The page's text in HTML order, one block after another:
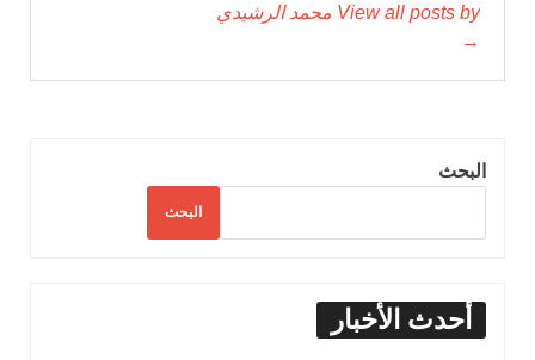
View all posts by محمد الرشيدي
→
البحث
البحث
أحدث الأخبار